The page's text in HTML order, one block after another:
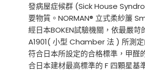
發病屋症候群 (Sick House
要物質。NORMAN® 立式柔紗簾
經日本BOKEN試驗機關，依最嚴苛
A1901( 小型 Chamber 法 ) 所測
符合日本所設定的合格標準，甲醛
合日本建材最高標準的 F 四顆星基